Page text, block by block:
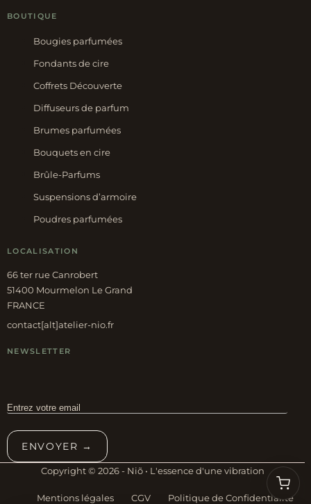
BOUTIQUE
Bougies parfumées
Fondants de cire
Coffrets Découverte
Diffuseurs de parfum
Brumes parfumées
Bouquets en cire
Brûle-Parfums
Suspensions d’armoire
Poudres parfumées
LOCALISATION
66 ter rue Canrobert
51400 Mourmelon Le Grand
FRANCE
contact[alt]atelier-nio.fr
NEWSLETTER
ENVOYER →
Copyright © 2026 - Niõ • L'essence d'une vibration
Mentions légales CGV Politique de Confidentialité